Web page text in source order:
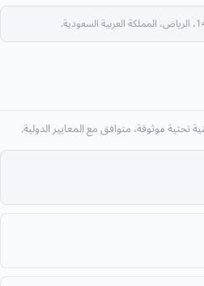
موثوقة، متوافق مع المعايير الدولية.